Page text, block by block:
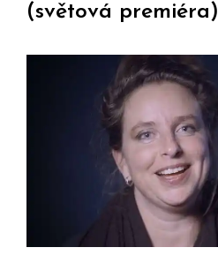
(světová premiéra)